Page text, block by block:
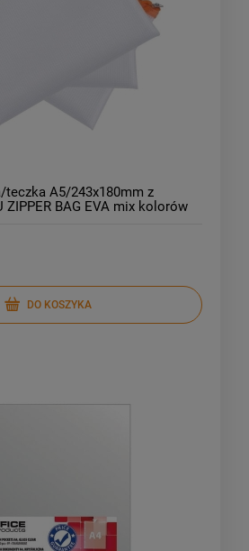
A5/243x180mm z
ZIPPER BAG EVA mix kolorów
DO KOSZYKA